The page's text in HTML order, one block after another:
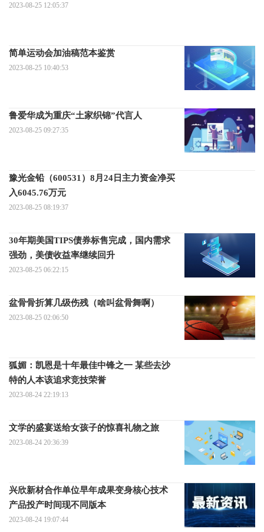
2023-08-25 12:05:37
简单运动会加油稿范本鉴赏
2023-08-25 10:40:53
鲁爱华成为重庆“土家织锦”代言人
2023-08-25 09:27:35
豫光金铅（600531）8月24日主力资金净买
入6045.76万元
2023-08-25 08:19:37
30年期美国TIPS债券标售完成，国内需求
强劲，美债收益率继续回升
2023-08-25 06:22:15
盆骨骨折算几级伤残（啥叫盆骨舞啊）
2023-08-25 02:06:50
狐媚：凯恩是十年最佳中锋之一 某些去沙
特的人本该追求竞技荣誉
2023-08-24 22:19:13
文学的盛宴送给女孩子的惊喜礼物之旅
2023-08-24 20:36:39
兴欣新材合作单位早年成果变身核心技术
产品投产时间现不同版本
2023-08-24 19:07:44